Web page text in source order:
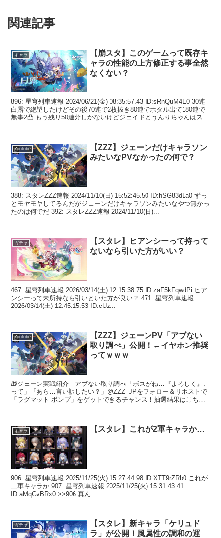
関連記事
キャラ
【崩スタ】このゲームって既存キ
ャラの性能の上方修正する事全然
なくない？
896: 星穹列車速報 2024/06/21(金) 08:35:57.43 ID:sRnQuM4E0 30連
白露で絶望したけどその後70連で2枚抜き80連でホタル出て180連で
無事2凸 もう残り50連分しかないけどジェイドとうんりちゃんはス...
Youtube
【ZZZ】ジェーンだけキャラソン
みたいなPVなかったの何で？
388: スタレZZZ速報 2024/11/10(日) 15:52:45.50 ID:hSG83dLa0 ずっ
とモヤモヤしてるんだがジェーンだけキャラソンみたいなやつ無かっ
たのは何でだ 392: スタレZZZ速報 2024/11/10(日)...
ガチャ
【スタレ】ヒアンシーって持って
ないなら引いた方がいい？
467: 星穹列車速報 2026/03/14(土) 12:15:38.75 ID:zaF5kFqwdPi ヒア
ンシーって未所持なら引いといた方が良い？ 471: 星穹列車速報
2026/03/14(土) 12:45:15.53 ID:cUz...
Youtube
【ZZZ】ジェーンPV「アブない
取り調べ」公開！←イヤホン推奨
ってｗｗｗ
🎁ジェーン実戦紹介｜アブない取り調べ「ボスがね…『よろしく』、
って」「あら…言い訳したい？」@ZZZ_JPをフォロー＆リポストで
「ラグマット ボンプ」をゲットできるチャンス！抽選結果はこちら
キャラ 【スタレ】これが2軍キャラか…
906: 星穹列車速報 2025/11/25(火) 15:27:44.98 ID:XTT9rZRb0 これが
二軍キャラか 907: 星穹列車速報 2025/11/25(火) 15:31:43.41
ID:aMqGvBRx0 >>906 真ん...
ガチャ
【スタレ】新キャラ「ケリュド
ラ」が公開！風属性の調和の運